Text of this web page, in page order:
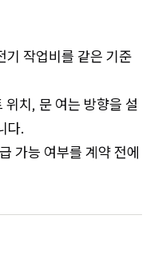
기 작업비를 같은 기준
치, 문 여는 방향을 설
다.
가능 여부를 계약 전에